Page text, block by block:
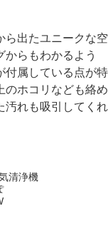
出たユニークな空
らもわかるよう
付属している点が特
のホコリなども絡め
汚れも吸引してくれ
清浄機